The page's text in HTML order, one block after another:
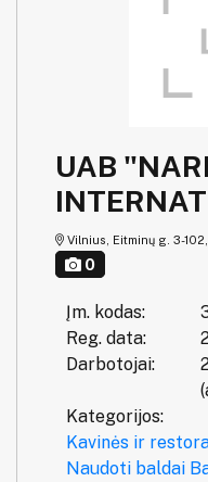
UAB
Vilnius, Eitminų g. 3-102,
0
Įm. kodas:
Reg. data:
Darbotojai:
Kategorijos:
Kavinės ir
Naudoti baldai